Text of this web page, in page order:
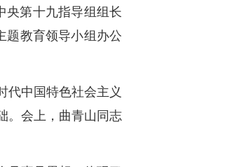
央第十九指导组组长
题教育领导小组办公
代中国特色社会主义
。会上，曲青山同志